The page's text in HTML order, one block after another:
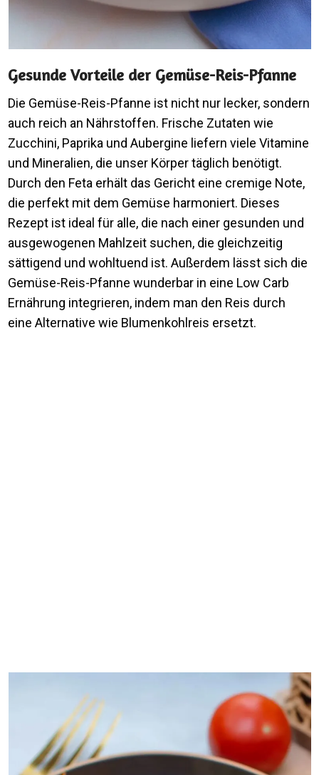
Gesunde Vorteile der Gemüse-Reis-Pfanne
Die Gemüse-Reis-Pfanne ist nicht nur lecker, sondern
auch reich an Nährstoffen. Frische Zutaten wie
Zucchini, Paprika und Aubergine liefern viele Vitamine
und Mineralien, die unser Körper täglich benötigt.
Durch den Feta erhält das Gericht eine cremige Note,
die perfekt mit dem Gemüse harmoniert. Dieses
Rezept ist ideal für alle, die nach einer gesunden und
ausgewogenen Mahlzeit suchen, die gleichzeitig
sättigend und wohltuend ist. Außerdem lässt sich die
Gemüse-Reis-Pfanne wunderbar in eine Low Carb
Ernährung integrieren, indem man den Reis durch
eine Alternative wie Blumenkohlreis ersetzt.